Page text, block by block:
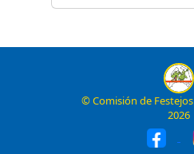
© Comisión de
2026